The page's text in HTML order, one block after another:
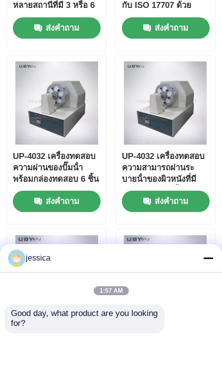
หลายสถานีที่มี 3 หรือ 6
สถานี มุมบิด 90 ° ± 2 °
และความเร็ว 125 - 150
cpm
ส่งคำถาม
กับ ISO 17707 ด้วย
สถานี 3 หรือ 6 และ
ความเร็วบิด 125-150
cpm
ส่งคำถาม
UP-4032 เครื่องทดสอบ
ความผ่านของปั๊มน้ํา
พร้อมกล่องทดสอบ 6 ชิ้น
ความเร็ว 75 ± 5cpm
และกว้างปากกล่อง 30 ±
1 มิลลิเมตรสําหรับหนัง
ส่งคำถาม
UP-4032 เครื่องทดสอบ
ความสามารถผ่านระ
บายน้ําของผิวหนังที่มี
ขวดทดสอบ 6 ชิ้นสําห
รับรองเท้า EN ISO
20344 SATRA TM172
ส่งคำถาม
jessica
1:57 AM
Good day, what product are you looking
for?